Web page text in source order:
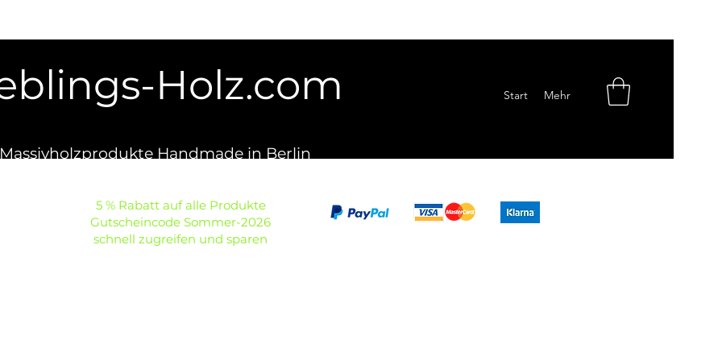
Start Mehr
Holz.com
Massivholzprodukte Handmade in Berlin
5 % Rabatt auf alle Produkte
Gutscheincode Sommer-2026
schnell zugreifen und sparen